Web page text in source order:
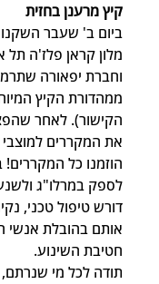
קיץ מרענן בחזית
ביום ב' שעבר
ממהדורת הקיץ
הקישור). לאחר
את המקררים
הוזמנו כל
לספק במרלו"ג
דורש טיפול טכני,
אותם בהובלת אנשי
חטיבת השינוע.
תודה לכל מי שנרתם,